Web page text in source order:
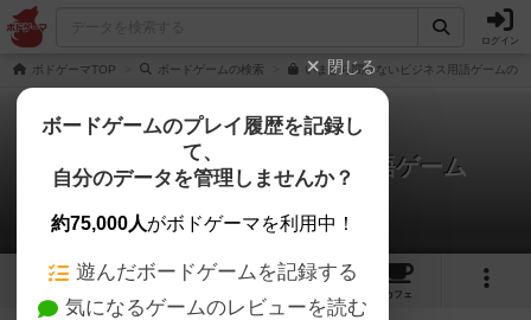
ログイン
ボドゲーマTOP ボードゲームの検索 いまさら聞けないビジネス用語ゲームの
いまさら聞けないビジネス用語ゲーム
0件の掲示板
3 2
カフェ
閉じる
ボードゲームのプレイ履歴を記録し
て、
自分のデータを管理しませんか？
約75,000人がボドゲーマを利用中！
遊んだボードゲームを記録する
気になるゲームのレビューを読む